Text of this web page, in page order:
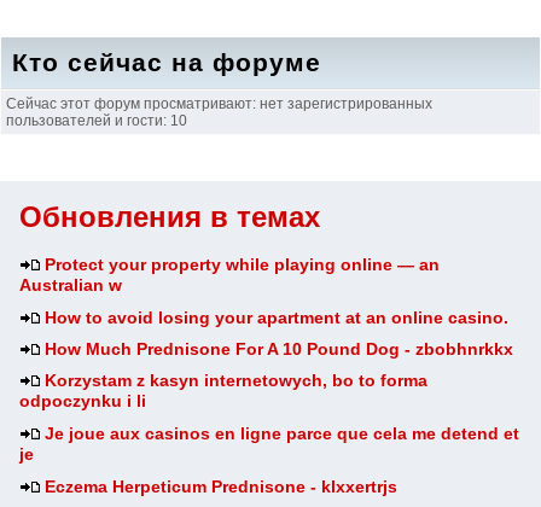
Обновления в темах
Protect your property while playing online — an
Australian w
How to avoid losing your apartment at an online casino.
How Much Prednisone For A 10 Pound Dog - zbobhnrkkx
Korzystam z kasyn internetowych, bo to forma
odpoczynku i li
Je joue aux casinos en ligne parce que cela me detend et
je
Eczema Herpeticum Prednisone - klxxertrjs
Кто сейчас на форуме
Сейчас этот форум просматривают: нет зарегистрированных
пользователей и гости: 10